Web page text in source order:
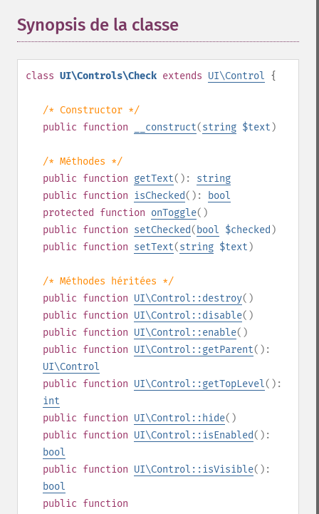
Synopsis de la classe
class UI\Controls\Check extends UI\Control {
/* Constructor */
public function __construct(string $text )
/* Méthodes */
public function getText(): string
public function isChecked():
bool
protected
function onToggle()
public function setChecked( bool $checked )
public function setText(string $text )
/* Méthodes héritées */
public function UI\Control::destroy()
public function UI\Control::disable()
public function UI\Control::enable()
public function UI\Control::getParent():
UI\Control
public function UI\Control::getTopLevel():
int
public function UI\Control::hide()
public function UI\Control::isEnabled():
bool
public function UI\Control::isVisible():
bool
public function